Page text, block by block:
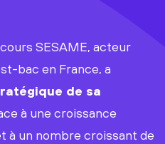
SESAME, acteur
bac en France, a
de sa
à une croissance
à un nombre croissant de